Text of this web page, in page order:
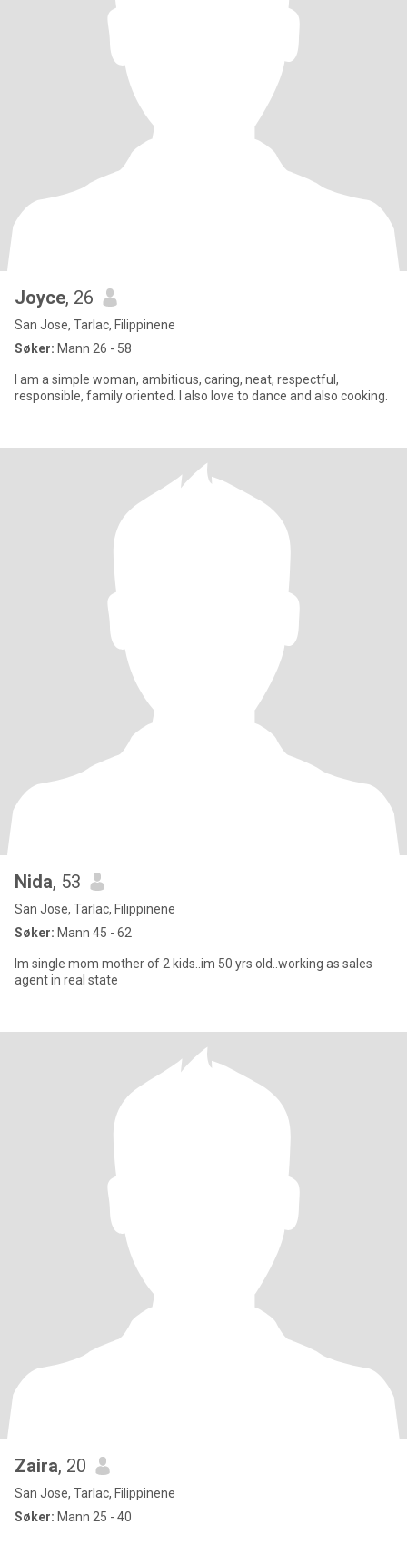
Joyce, 26
San Jose, Tarlac, Filippinene
Søker: Mann 26 - 58
I am a simple woman, ambitious, caring, neat, respectful,
responsible, family oriented. I also love to dance and also cooking.
Nida, 53
San Jose, Tarlac, Filippinene
Søker: Mann 45 - 62
Im single mom mother of 2 kids..im 50 yrs old..working as sales
agent in real state
Zaira, 20
San Jose, Tarlac, Filippinene
Søker: Mann 25 - 40